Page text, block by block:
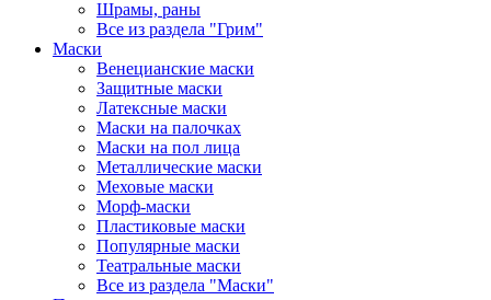
Шрамы, раны
Все из раздела "Грим"
Маски
Венецианские маски
Защитные маски
Латексные маски
Маски на палочках
Маски на пол лица
Металлические маски
Меховые маски
Морф-маски
Пластиковые маски
Популярные маски
Театральные маски
Все из раздела "Маски"